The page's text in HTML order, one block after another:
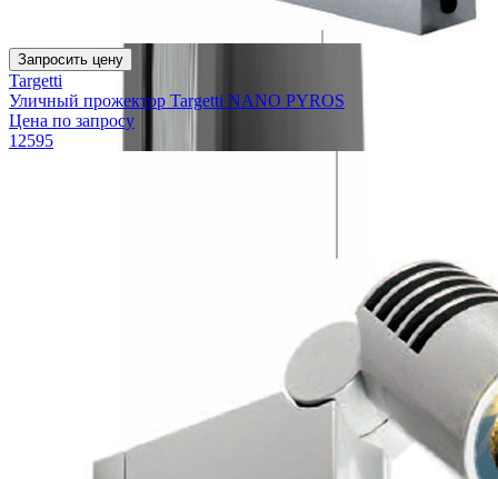
Запросить цену
Targetti
Уличный прожектор Targetti NANO PYROS
Цена по запросу
12595